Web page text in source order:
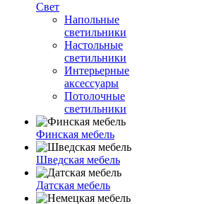
Свет
Напольные
светильники
Настольные
светильники
Интерьерные
аксессуары
Потолочные
светильники
Финская мебель
Шведская мебель
Датская мебель